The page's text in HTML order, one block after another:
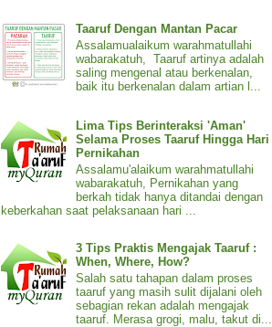
Taaruf Dengan Mantan Pacar
Assalamualaikum warahmatullahi
wabarakatuh, Taaruf artinya adalah
saling mengenal atau berkenalan,
baik itu berkenalan dalam artian l...
Lima Tips Berinteraksi 'Aman'
Selama Proses Taaruf Hingga Hari
Pernikahan
Assalamu'alaikum warahmatullahi
wabarakatuh, Pernikahan yang
berkah tidak hanya ditandai dengan
keberkahan saat pelaksanaan hari ...
3 Tips Praktis Mengajak Taaruf :
When, Where, How?
Salah satu tahapan dalam proses
taaruf yang masih sulit dijalani oleh
sebagian rekan adalah mengajak
taaruf. Merasa grogi, malu, takut di...